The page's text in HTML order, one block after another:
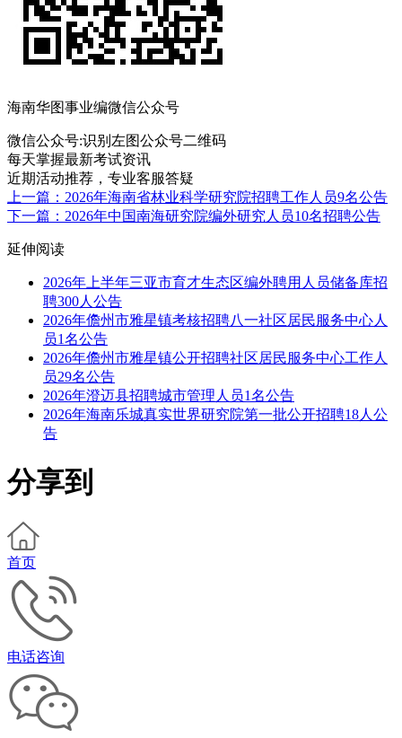
海南华图事业编微信公众号
微信公众号:识别左图公众号二维码
每天掌握最新考试资讯
近期活动推荐，专业客服答疑
上一篇：2026年海南省林业科学研究院招聘工作人员9名公告
下一篇：2026年中国南海研究院编外研究人员10名招聘公告
延伸阅读
2026年上半年三亚市育才生态区编外聘用人员储备库招
聘300人公告
2026年儋州市雅星镇考核招聘八一社区居民服务中心人
员1名公告
2026年儋州市雅星镇公开招聘社区居民服务中心工作人
员29名公告
2026年澄迈县招聘城市管理人员1名公告
2026年海南乐城真实世界研究院第一批公开招聘18人公
告
分享到
首页
电话咨询